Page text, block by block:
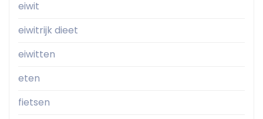
eiwit
eiwitrijk dieet
eiwitten
eten
fietsen